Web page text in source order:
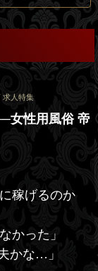
求人特集
女性用風俗 帝
稼げるのか
かった」
かな…」
i
g
i